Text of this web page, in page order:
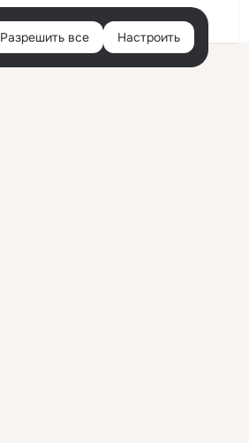
Войти
Разрешить все Настроить